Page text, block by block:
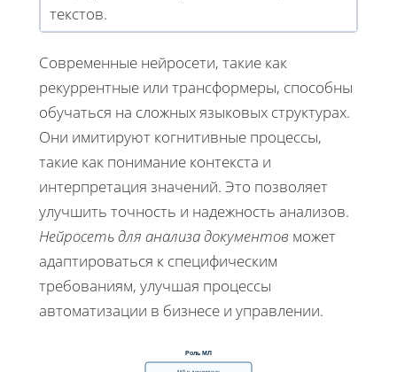
текстов.
Современные нейросети, такие как
рекуррентные или трансформеры, способны
обучаться на сложных языковых структурах.
Они имитируют когнитивные процессы,
такие как понимание контекста и
интерпретация значений. Это позволяет
улучшить точность и надежность анализов.
Нейросеть для анализа документов может
адаптироваться к специфическим
требованиям, улучшая процессы
автоматизации в бизнесе и управлении.
Роль МЛ